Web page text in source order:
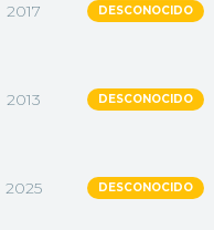
2017 DESCONOCIDO
2013 DESCONOCIDO
2025 DESCONOCIDO